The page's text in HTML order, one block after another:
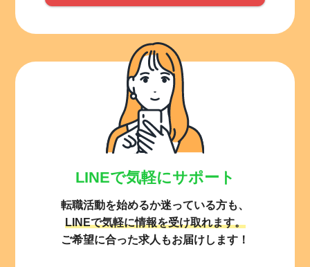
LINEで気軽にサポート
転職活動を始めるか迷っている方も、
LINEで気軽に情報を受け取れます。
ご希望に合った求人もお届けします！